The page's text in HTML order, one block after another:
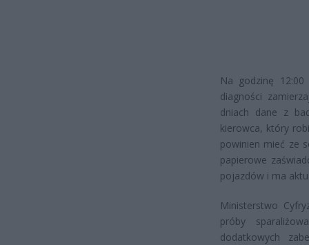
Na godzinę
diagności
dniach dane z
kierowca, który
powinien mieć ze
papierowe
pojazdów i ma
Ministerstwo
próby
dodatkowych